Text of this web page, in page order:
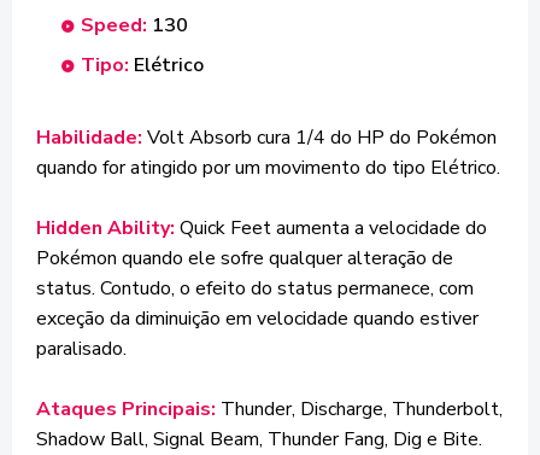
Speed: 130
Tipo: Elétrico
Habilidade: Volt Absorb cura 1/4 do HP do Pokémon
quando for atingido por um movimento do tipo Elétrico.
Hidden Ability: Quick Feet aumenta a velocidade do
Pokémon quando ele sofre qualquer alteração de
status. Contudo, o efeito do status permanece, com
exceção da diminuição em velocidade quando estiver
paralisado.
Ataques Principais: Thunder, Discharge, Thunderbolt,
Shadow Ball, Signal Beam, Thunder Fang, Dig e Bite.